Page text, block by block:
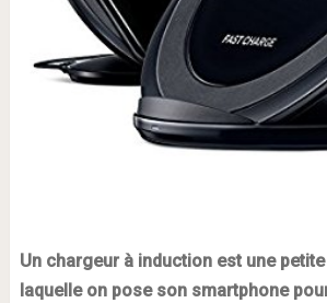
Un chargeur à induction est une
laquelle on pose son smartphone